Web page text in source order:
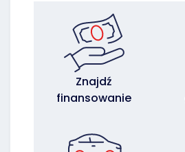
Znajdź
finansowanie